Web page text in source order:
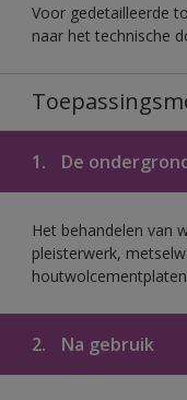
Voor gedetailleerde
naar het technische
1. De
Het behandelen van
pleisterwerk,
2. Na gebruik